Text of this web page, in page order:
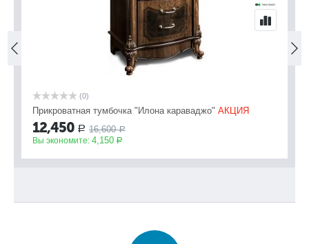
(0)
Прикроватная тумбочка "Илона караваджо" АКЦИЯ
12,450 Р 16,600 Р
Вы экономите: 4,150 Р